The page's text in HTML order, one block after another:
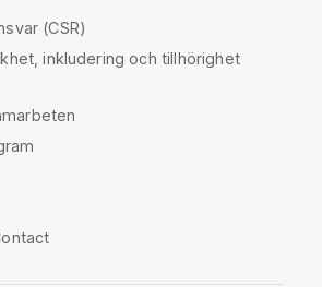
(CSR)
inkludering och tillhörighet